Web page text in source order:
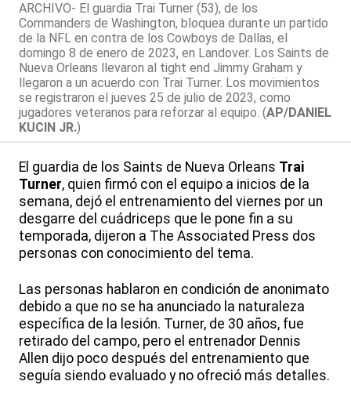
ARCHIVO- El guardia Trai Turner (53), de los
Commanders de Washington, bloquea durante un partido
de la NFL en contra de los Cowboys de Dallas, el
domingo 8 de enero de 2023, en Landover. Los Saints de
Nueva Orleans llevaron al tight end Jimmy Graham y
llegaron a un acuerdo con Trai Turner. Los movimientos
se registraron el jueves 25 de julio de 2023, como
jugadores veteranos para reforzar al equipo. (AP/DANIEL
KUCIN JR.)
El guardia de los Saints de Nueva Orleans Trai
Turner, quien firmó con el equipo a inicios de la
semana, dejó el entrenamiento del viernes por un
desgarre del cuádriceps que le pone fin a su
temporada, dijeron a The Associated Press dos
personas con conocimiento del tema.
Las personas hablaron en condición de anonimato
debido a que no se ha anunciado la naturaleza
específica de la lesión. Turner, de 30 años, fue
retirado del campo, pero el entrenador Dennis
Allen dijo poco después del entrenamiento que
seguía siendo evaluado y no ofreció más detalles.